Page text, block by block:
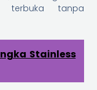
terbuka tanpa
Stainless